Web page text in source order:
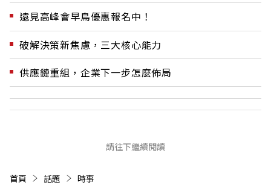
遠見高峰會早鳥優惠報名中！
破解決策新焦慮，三大核心能力
供應鏈重組，企業下一步怎麼佈局
請往下繼續閱讀
首頁 話題 時事